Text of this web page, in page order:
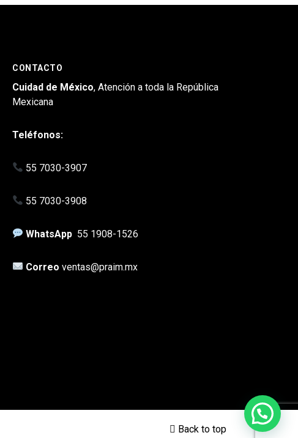
CONTACTO
Cuidad de México, Atención a toda la República
Mexicana
Teléfonos:
55 7030-3907
55 7030-3908
WhatsApp 55 1908-1526
Correoventas@praim.mx
Back to top